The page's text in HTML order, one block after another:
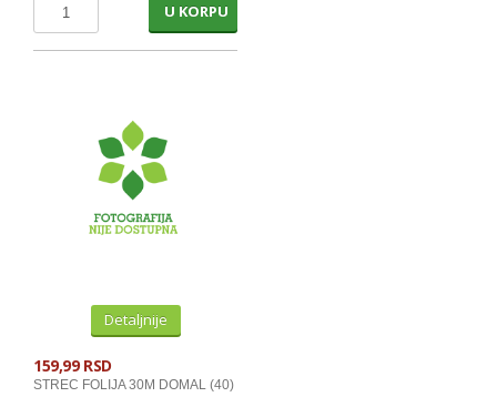
U KORPU
Detaljnije
159,99 RSD
STREC FOLIJA 30M DOMAL (40)